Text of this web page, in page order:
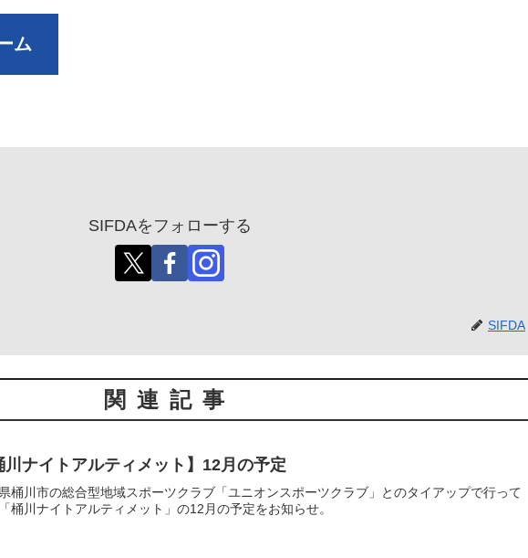
ム
SIFDAをフォローする
SIFDA
関連記事
川ナイトアルティメット】12月の予定
桶川市の総合型地域スポーツクラブ「ユニオンスポーツクラブ」とのタイアップで行って
桶川ナイトアルティメット」の12月の予定をお知らせ。